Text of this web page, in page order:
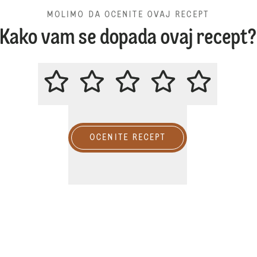
MOLIMO DA OCENITE OVAJ RECEPT
Kako vam se dopada ovaj recept?
MOLIMO DA OCENITE OVAJ
OCENITE RECEPT